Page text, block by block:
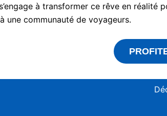
s’engage à transformer ce rêve en réalité
une communauté de voyageurs.